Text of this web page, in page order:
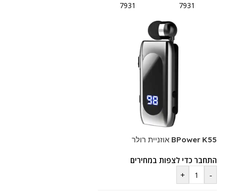
7931
7931
BPower K55 אוזניית רולר
התחבר כדי לצפות במחירים
-
+